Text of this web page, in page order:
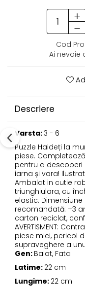
Cod
Ai nevoie
Descriere
Varsta:3 - 6
Puzzle Haideți la
piese.
pentru a
iarna și vara!
Ambalat in cutie
triunghiulara, cu
elastic. Dimensiune
recomandată: +3
carton reciclat,
AVERTISMENT:
piese mici, pericol
supraveghere a
Gen: Baiat, Fata
Latime: 22 cm
Lungime: 22 cm